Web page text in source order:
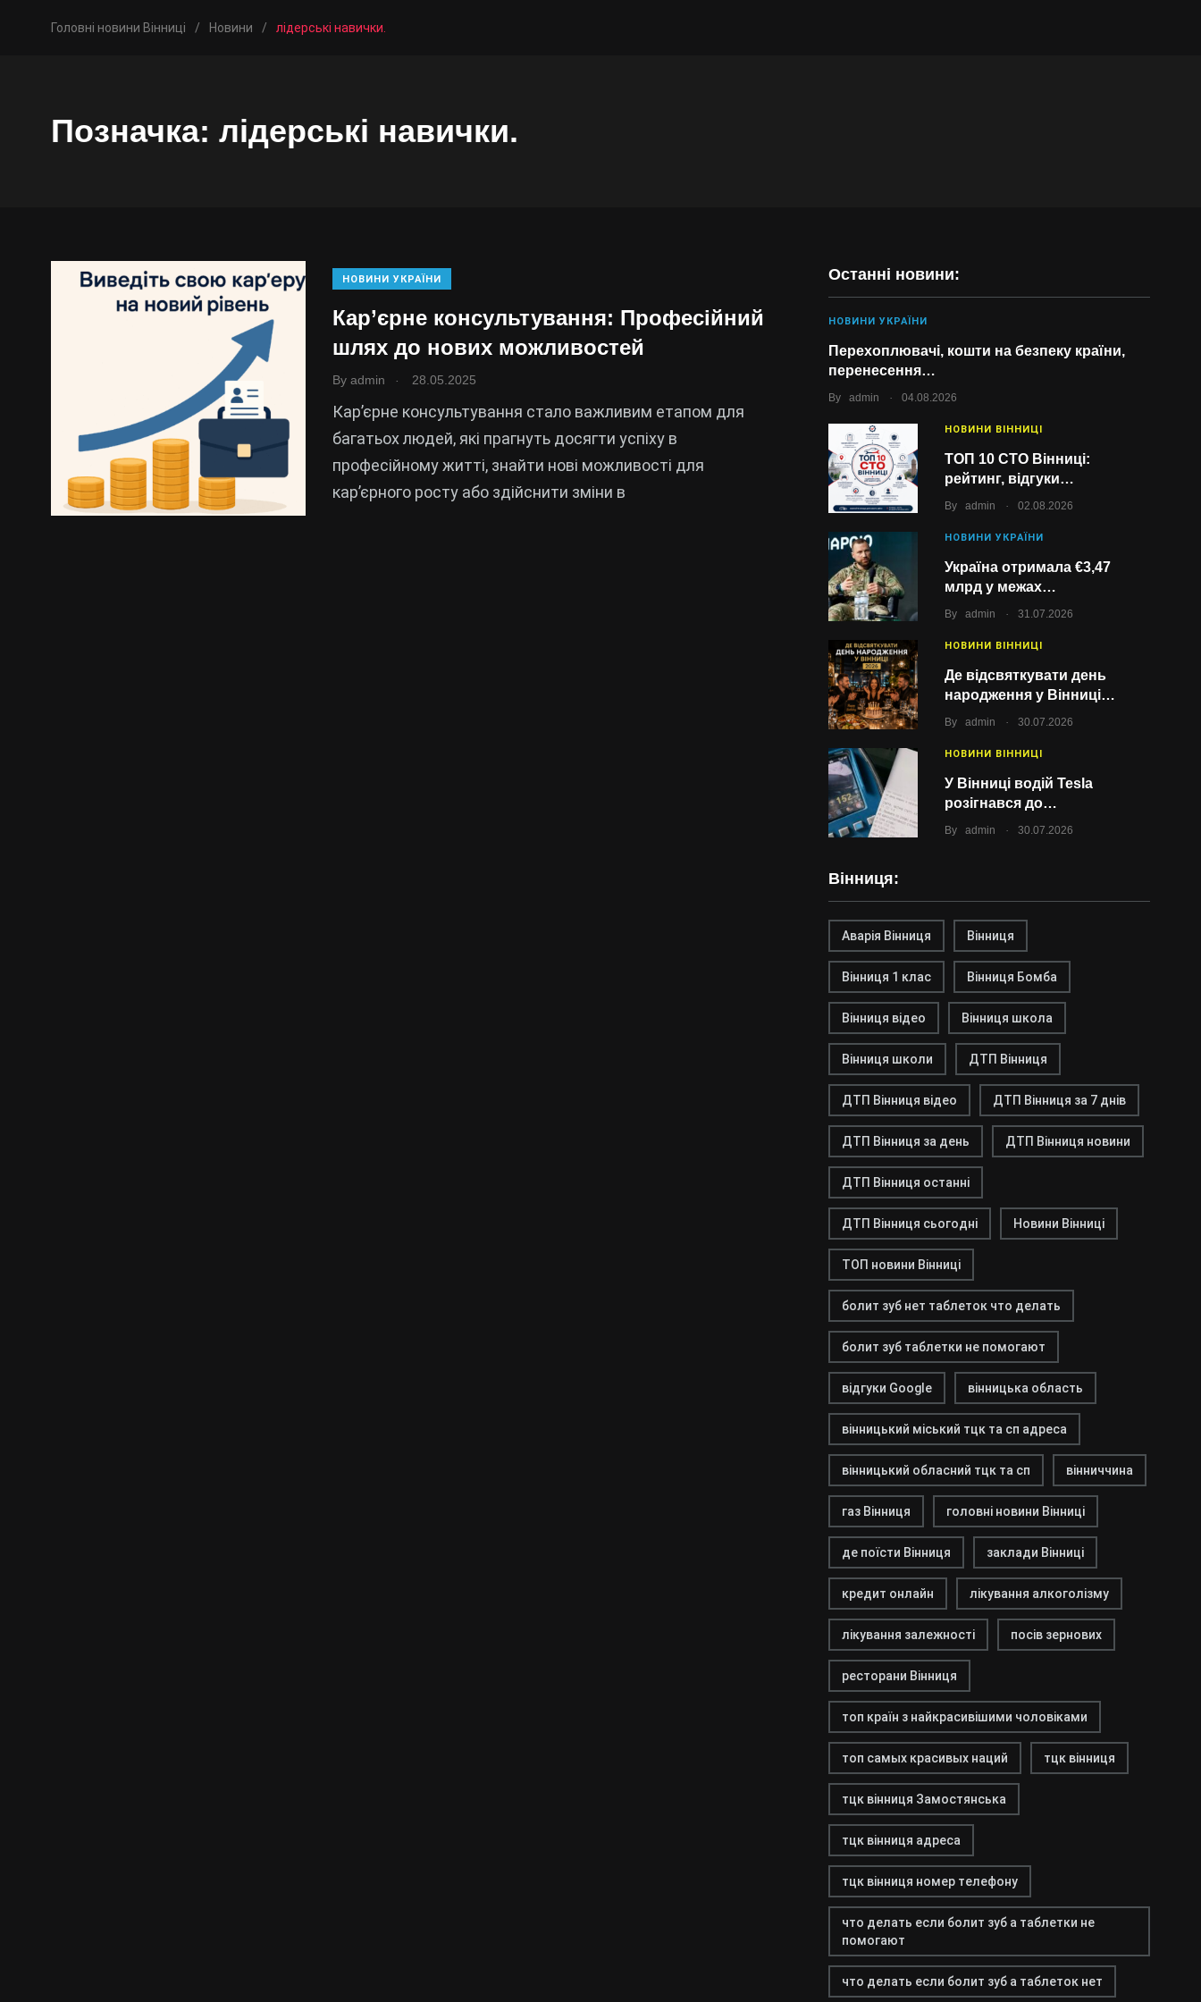
Головні новини Вінниці / Новини / лідерські навички.
Позначка: лідерські навички.
НОВИНИ УКРАЇНИ
Кар’єрне консультування: Професійний
шлях до нових можливостей
By admin 28.05.2025
Кар’єрне консультування стало важливим етапом для
багатьох людей, які прагнуть досягти успіху в
професійному житті, знайти нові можливості для
кар’єрного росту або здійснити зміни в
Останні новини:
НОВИНИ УКРАЇНИ
Перехоплювачі, кошти на безпеку країни,
перенесення…
By admin . 04.08.2026
НОВИНИ ВІННИЦІ
ТОП 10 СТО Вінниці:
рейтинг, відгуки…
By admin . 02.08.2026
НОВИНИ УКРАЇНИ
Україна отримала €3,47
млрд у межах…
By admin . 31.07.2026
НОВИНИ ВІННИЦІ
Де відсвяткувати день
народження у Вінниці…
By admin . 30.07.2026
НОВИНИ ВІННИЦІ
У Вінниці водій Tesla
розігнався до…
By admin . 30.07.2026
Вінниця:
Аварія Вінниця Вінниця
Вінниця 1 клас Вінниця Бомба
Вінниця відео Вінниця школа
Вінниця школи ДТП Вінниця
ДТП Вінниця відео ДТП Вінниця за 7 днів
ДТП Вінниця за день ДТП Вінниця новини
ДТП Вінниця останні
ДТП Вінниця сьогодні Новини Вінниці
ТОП новини Вінниці
болит зуб нет таблеток что делать
болит зуб таблетки не помогают
відгуки Google вінницька область
вінницький міський тцк та сп адреса
вінницький обласний тцк та сп вінниччина
газ Вінниця головні новини Вінниці
де поїсти Вінниця заклади Вінниці
кредит онлайн лікування алкоголізму
лікування залежності посів зернових
ресторани Вінниця
топ країн з найкрасивішими чоловіками
топ самых красивых наций тцк вінниця
тцк вінниця Замостянська
тцк вінниця адреса
тцк вінниця номер телефону
что делать если болит зуб а таблетки не
помогают
что делать если болит зуб а таблеток нет